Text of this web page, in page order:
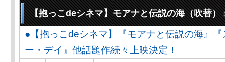
【抱っこdeシネマ】モアナと伝説の海（吹替）
●【抱っこdeシネマ】『モアナと伝説の海』
ー・デイ』他話題作続々上映決定！